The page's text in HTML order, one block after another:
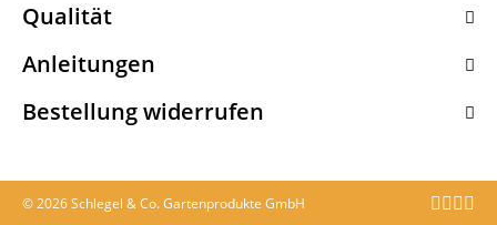
Qualität
Anleitungen
Bestellung widerrufen
© 2026 Schlegel & Co. Gartenprodukte GmbH